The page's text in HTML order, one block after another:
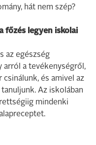
hát nem szép?
főzés legyen iskolai
az egészség
arról a tevékenységről,
és amivel az
Az iskolában
mindenki